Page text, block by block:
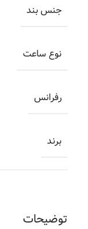
توضیحات
جنس بند
نوع ساعت
رفرانس
برند